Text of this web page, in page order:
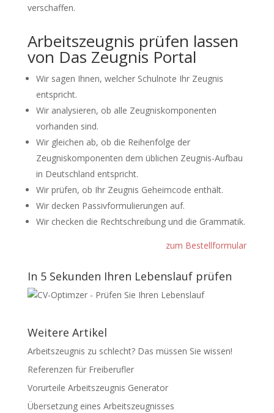
verschaffen.
Arbeitszeugnis prüfen lassen
von Das Zeugnis Portal
Wir sagen Ihnen, welcher Schulnote Ihr Zeugnis
entspricht.
Wir analysieren, ob alle Zeugniskomponenten
vorhanden sind.
Wir gleichen ab, ob die Reihenfolge der
Zeugniskomponenten dem üblichen Zeugnis-Aufbau
in Deutschland entspricht.
Wir prüfen, ob Ihr Zeugnis Geheimcode enthält.
Wir decken Passivformulierungen auf.
Wir checken die Rechtschreibung und die Grammatik.
zum Bestellformular
In 5 Sekunden Ihren Lebenslauf prüfen
Weitere Artikel
Arbeitszeugnis zu schlecht? Das müssen Sie wissen!
Referenzen für Freiberufler
Vorurteile Arbeitszeugnis Generator
Übersetzung eines Arbeitszeugnisses